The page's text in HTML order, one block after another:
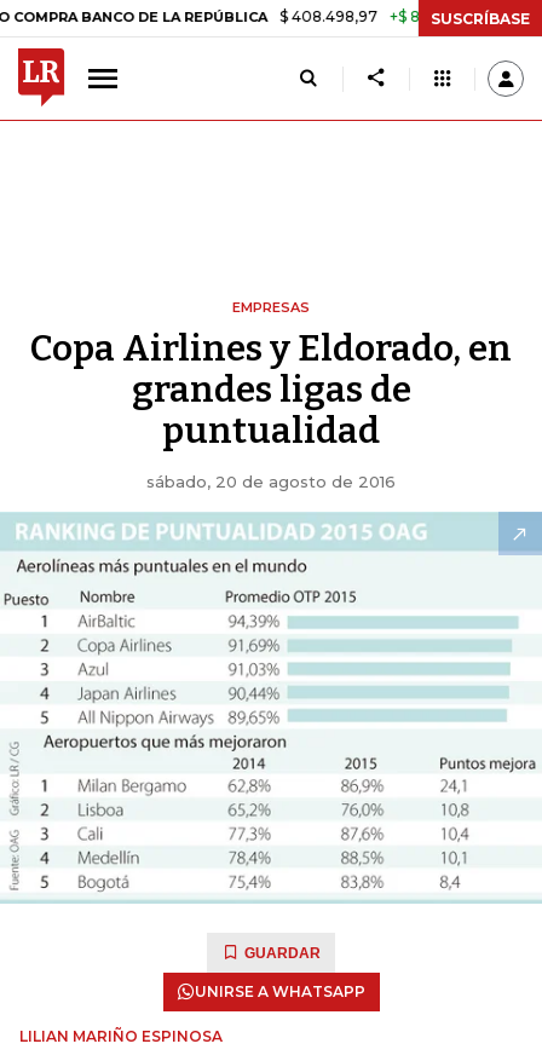
BANCO DE LA REPÚBLICA $ 408.498,97 +$ 8.753,81 +2,19%
SUSCRÍBASE
EMPRESAS
Copa Airlines y Eldorado, en
grandes ligas de
puntualidad
sábado, 20 de agosto de 2016
GUARDAR
UNIRSE A WHATSAPP
LILIAN MARIÑO ESPINOSA